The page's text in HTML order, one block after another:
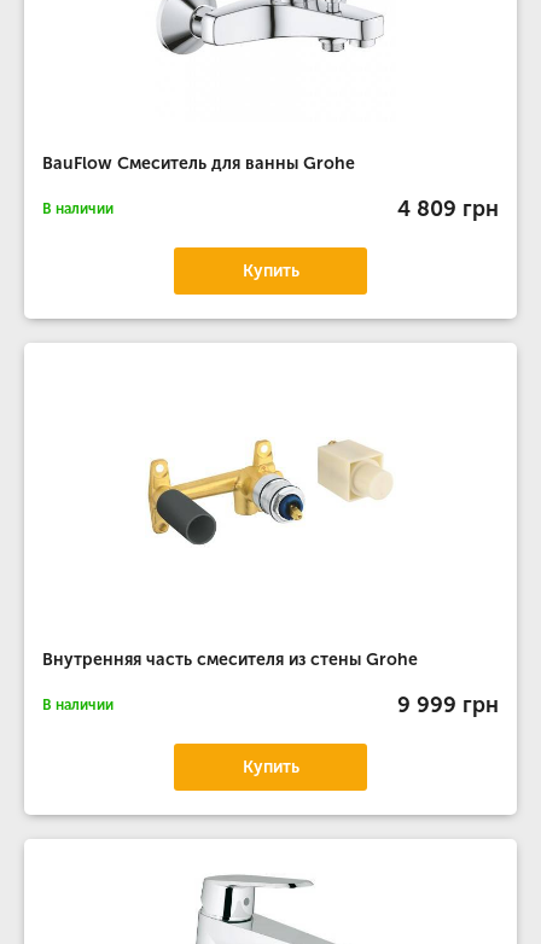
BauFlow Смеситель для ванны Grohe
В наличии 4 809 грн
Купить
Внутренняя часть смесителя из стены Grohe
В наличии 9 999 грн
Купить